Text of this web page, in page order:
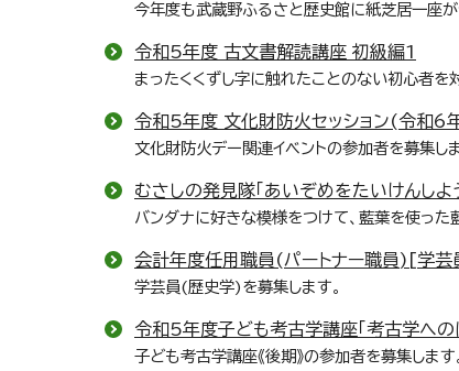
今年度も武蔵野ふるさと歴史館に紙芝居一座
令和5年度 古文書解読講座 初級編1
まったくくずし字に触れたことのない初心者を
令和5年度 文化財防火セッション(令和6
文化財防火デー関連イベントの参加者を募集しま
むさしの発見隊「あいぞめをたいけんしよ
バンダナに好きな模様をつけて、藍葉を使った
会計年度任用職員(パートナー職員)[学
学芸員(歴史学)を募集します。
令和5年度子ども考古学講座「考古学への
子ども考古学講座《後期》の参加者を募集します